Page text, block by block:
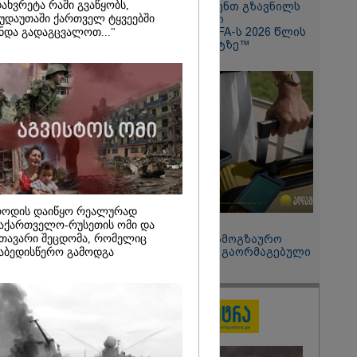
სამშობლოს
გვარამია
Hisense წარმოგიდგენთ გზავნილს
"ინოვაციები უკეთესი
ცხოვრებისათვის" FIFA-ს 2026 წლის
მსოფლიო ჩემპიონატზე™
15:49 / 06-08-2026
შეიძინე ალდაგის სამოგზაურო
დაზღვევა და მიიღე გაორმაგებული
რაში გვაწყობს,
ქართველ ტყვეებში
გადაგცვალოთ..."
დაიწყო რეალურად
რუსეთის ომი და
შეცდომა, რომელიც
გამოდგა